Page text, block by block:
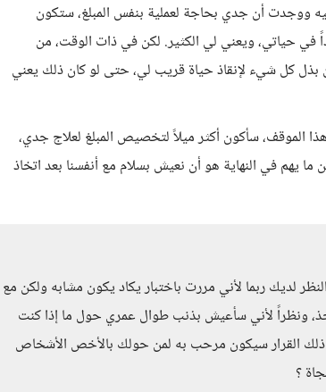
في هذا الموقف، إذا كنت سأرث 200 مليون جنيه ووجدت أن جدي بحاجة لعملية بنفس المبلغ، ستكون
في حياتي، ويعني لي الكثير. لكن في ذات الوقت، من
عن بذل كل شيء لإنقاذ حياة قريب لي، حتى لو كان ذلك يعني
الموقف، سأكون أكثر ميلاً لتخصيص المبلغ لعلاج جدي،
يهم في النهاية هو أن نعيش بسلام مع أنفسنا بعد اتخاذ
لديك ربما لأني مررت باختبار يكاد يكون مشابه ولكن مع
ونظراً لأني سأعيش بذنب طوال عمري حول ما إذا كنت
ذلك القرار سيكون مرحب به لمن حولك بالأخص الأشخاص
؟